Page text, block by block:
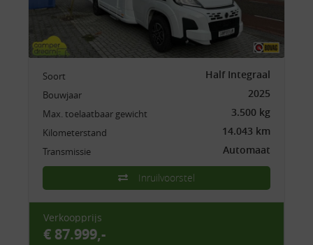
Soort Half Integraal
Bouwjaar 2025
Max. toelaatbaar gewicht 3.500 kg
Kilometerstand 14.043 km
Transmissie Automaat
Inruilvoorstel
Verkoopprijs
€ 87.999,-